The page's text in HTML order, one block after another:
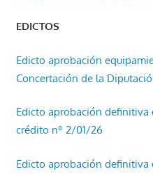
EDICTOS
Edicto aprobación
Concertación de la
Edicto aprobación
crédito nº 2/01/26
Edicto aprobación